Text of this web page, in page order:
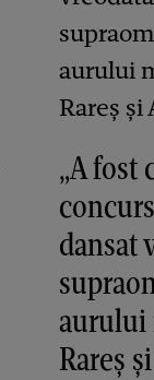
„A fost
dansat
aurului
Rareș